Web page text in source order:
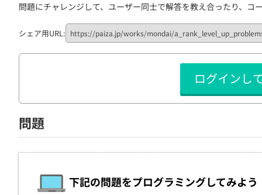
転職成功ガイド
転職エージェント
転職成功ガイド
新卒エージェント
イベント・セミナー
インタビュー
就活成功ガイド
4択
ナレ
リフ
プラン
個人
学校
契約
問題にチャレンジして、ユーザー同士で解答を教え合ったり、コ
シェア用URL:
ログインし
問題
下記の問題をプログラミングしてみよう